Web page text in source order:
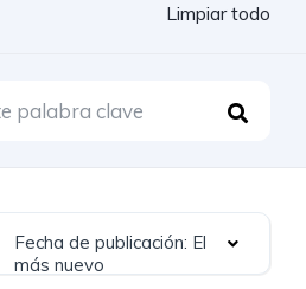
Limpiar todo
Fecha de publicación: El
más nuevo